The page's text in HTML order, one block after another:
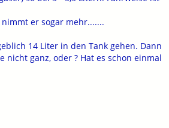
er sogar mehr.......
14 Liter in den Tank gehen. Dann
nicht ganz, oder ? Hat es schon einmal